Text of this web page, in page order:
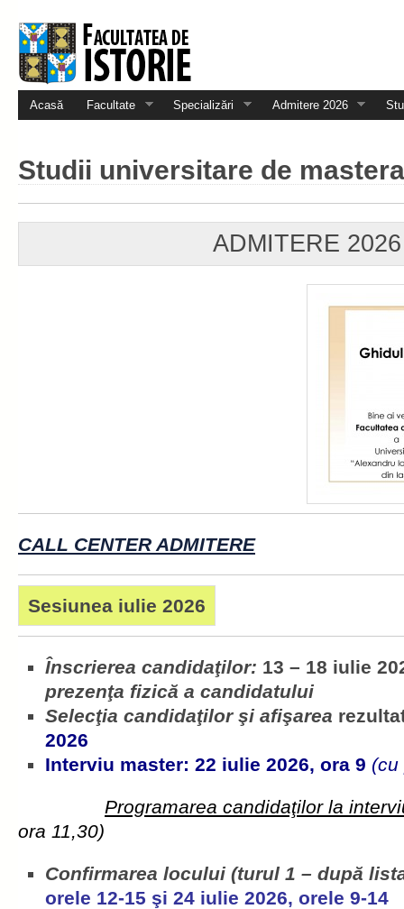
Acasă Facultate Specializări Admitere 2026
Studii universitare de
ADMITERE 2026
CALL CENTER ADMITERE
Sesiunea iulie 2026
Înscrierea candidaţilor: 13 – 18 iulie
prezenţa fizică a candidatului
Selecţia candidaţilor şi afişarea
2026
Interviu master: 22 iulie 2026, ora 9 (cu
Programarea candidaţilor la
ora 11,30)
Confirmarea locului (turul 1 – după
orele 12-15 şi 24 iulie 2026, orele 9-14